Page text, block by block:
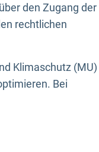
den Zugang der
rechtlichen
Klimaschutz (MU)
Bei